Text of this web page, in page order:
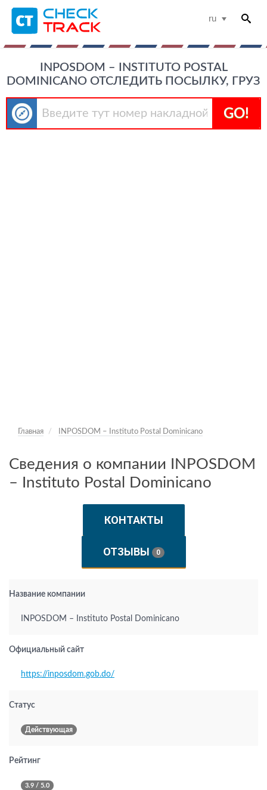
ru
INPOSDOM – INSTITUTO POSTAL
DOMINICANO ОТСЛЕДИТЬ ПОСЫЛКУ, ГРУЗ
GO!
Главная INPOSDOM – Instituto Postal Dominicano
Сведения о компании INPOSDOM
– Instituto Postal Dominicano
КОНТАКТЫ
ОТЗЫВЫ 0
Название компании
INPOSDOM – Instituto Postal Dominicano
Официальный сайт
https://inposdom.gob.do/
Статус
Действующая
Рейтинг
3.9 / 5.0